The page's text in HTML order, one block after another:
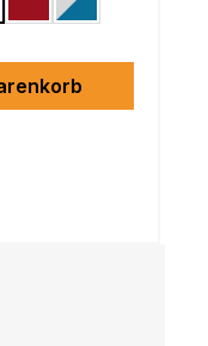
RAL 5007RAL 6011
Rubinrot RAL 3003